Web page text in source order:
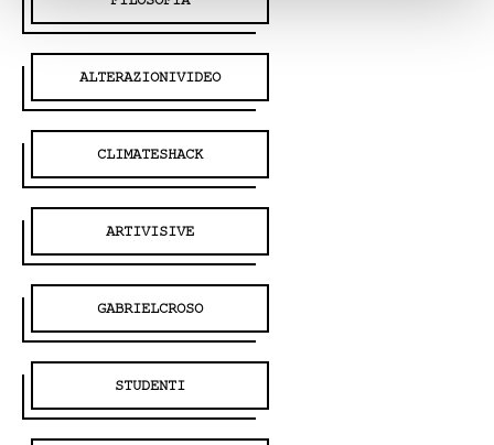
ALTERAZIONIVIDEO
CLIMATESHACK
ARTIVISIVE
GABRIELCROSO
STUDENTI